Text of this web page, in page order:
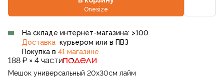
Onesize
На складе интернет-магазина: >100
Доставка курьером или в ПВЗ
Покупка в 41 магазине
188 ₽ × 4 части
Мешок универсальный 20х30см лайм